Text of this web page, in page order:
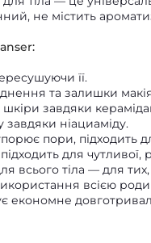
не містить
її.
та залишки
завдяки
ніациаміду.
пори, підходить
для чутливої,
всього тіла — для
всією
економне